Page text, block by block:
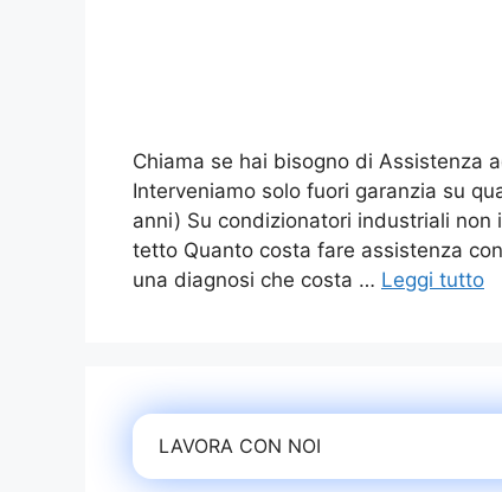
Chiama se hai bisogno di Assistenza
Interveniamo solo fuori garanzia su
anni) Su condizionatori industriali
tetto Quanto costa fare assistenza
una diagnosi che costa … Leggi tutto
LAVORA CON NOI